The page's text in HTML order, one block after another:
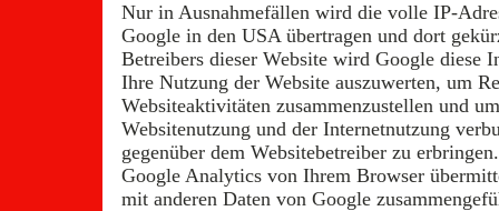
Nur in Ausnahmefällen wird die volle IP-
Google in den USA übertragen und dort
Betreibers dieser Website wird Google diese
Ihre Nutzung der Website auszuwerten, um
Websiteaktivitäten zusammenzustellen und
Websitenutzung und der Internetnutzung
gegenüber dem Websitebetreiber zu
Google Analytics von Ihrem Browser
mit anderen Daten von Google